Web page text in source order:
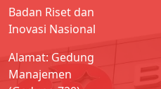
Badan Riset dan
Inovasi Nasional
Alamat: Gedung
Manajemen